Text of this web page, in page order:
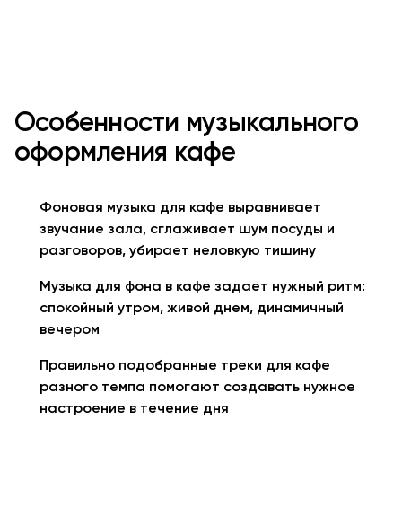
Особенности музыкального
оформления кафе
Фоновая музыка для кафе выравнивает
звучание зала, сглаживает шум посуды и
разговоров, убирает неловкую тишину
Музыка для фона в кафе задает нужный ритм:
спокойный утром, живой днем, динамичный
вечером
Правильно подобранные треки для кафе
разного темпа помогают создавать нужное
настроение в течение дня